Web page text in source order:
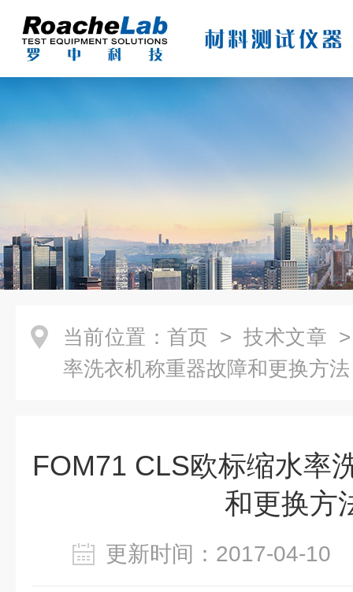
当前位置： 首页 > 技术文章
率洗衣机称重器故障和更换方法
FOM71 CLS欧标缩水率
和更换方
更新时间：2017-04-